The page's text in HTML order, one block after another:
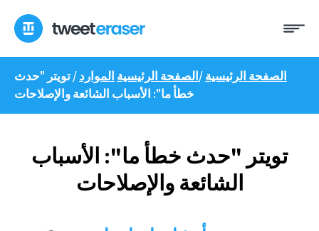
إلى
المحتوى
الصفحة الرئيسية/الصفحة الرئيسية الموارد/تويتر "حدث
خطأ ما": الأسباب الشائعة والإصلاحات
تويتر "حدث خطأ ما": الأسباب
الشائعة والإصلاحات